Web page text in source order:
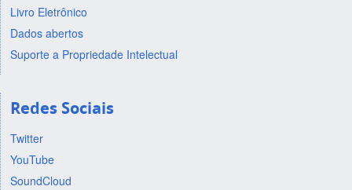
Livro Eletrônico
Dados abertos
Suporte a Propriedade Intelectual
Redes Sociais
Twitter
YouTube
SoundCloud